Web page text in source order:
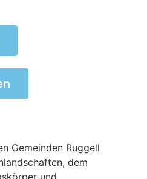
Gemeinden Ruggell
dem
und